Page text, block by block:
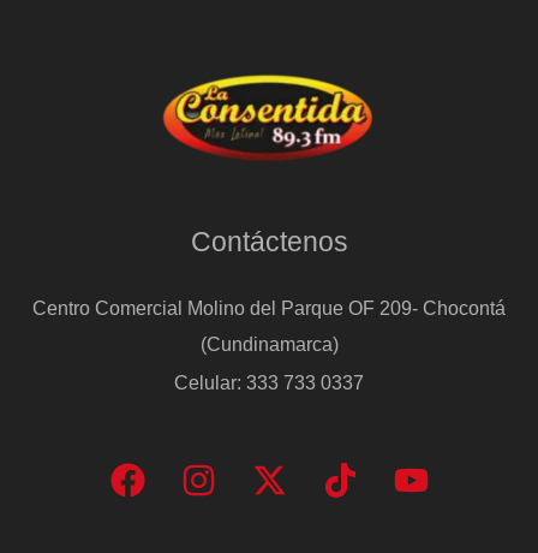
Contáctenos
Centro Comercial Molino del Parque OF 209- Chocontá
(Cundinamarca)
Celular: 333 733 0337